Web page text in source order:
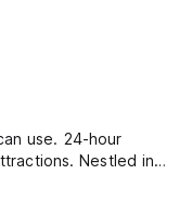
use. 24-hour
Nestled in
of comfort and